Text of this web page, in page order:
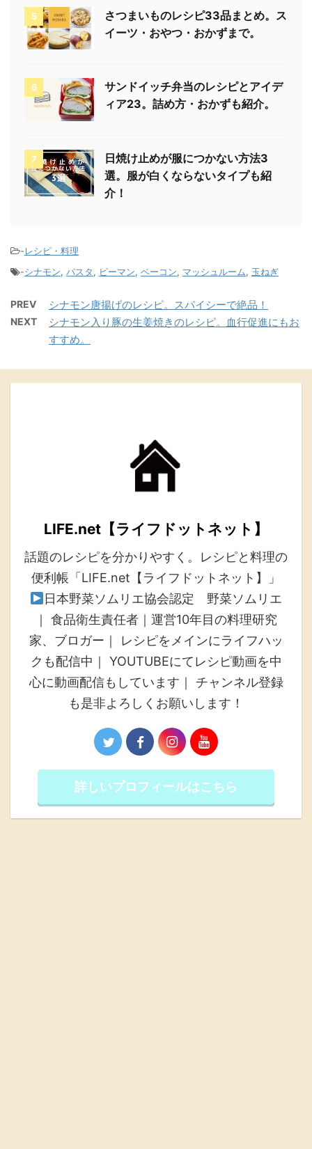
5
さつまいものレシピ33品まとめ。ス
イーツ・おやつ・おかずまで。
6
サンドイッチ弁当のレシピとアイデ
ィア23。詰め方・おかずも紹介。
7
日焼け止めが服につかない方法3
選。服が白くならないタイプも紹
介！
-レシピ・料理
-シナモン, パスタ, ピーマン, ベーコン, マッシュルーム, 玉ねぎ
PREV シナモン唐揚げのレシピ。スパイシーで絶品！
NEXT
シナモン入り豚の生姜焼きのレシピ。血行促進にもお
すすめ。
LIFE.net【ライフドットネット】
話題のレシピを分かりやすく。レシピと料理の
便利帳「LIFE.net【ライフドットネット】」
日本野菜ソムリエ協会認定 野菜ソムリエ
｜ 食品衛生責任者｜運営10年目の料理研究
家、ブロガー｜ レシピをメインにライフハッ
クも配信中｜ YOUTUBEにてレシピ動画を中
心に動画配信もしています｜ チャンネル登録
も是非よろしくお願いします！
詳しいプロフィールはこちら